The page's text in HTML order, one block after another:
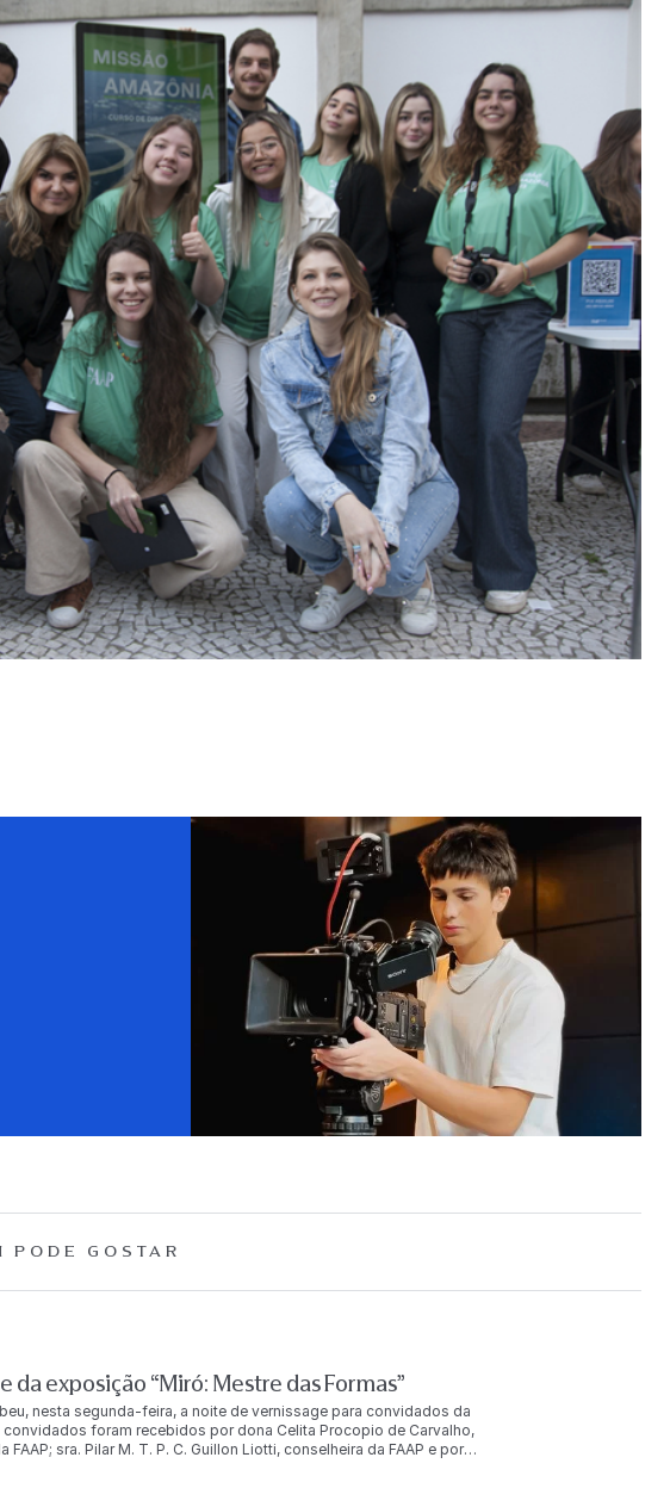
PODE GOSTAR
da exposição “Miró: Mestre das Formas”
nesta segunda-feira, a noite de vernissage para convidados da
foram recebidos por dona Celita Procopio de Carvalho,
sra. Pilar M. T. P. C. Guillon Liotti, conselheira da FAAP e por